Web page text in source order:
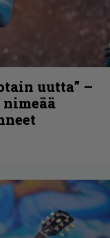
uutta” –